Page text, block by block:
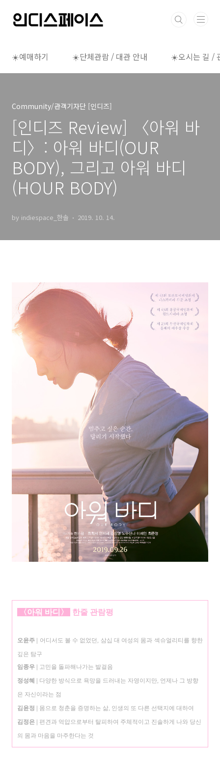
☀️예매하기 ☀️단체관람 / 대관 안내 ☀️오시는 길 /
Community/관객기자단 [인디즈]
[인디즈 Review] 〈아워 바
디〉: 아워 바디(OUR
BODY), 그리고 아워 바디
(HOUR BODY)
by indiespace_한솔 2019. 10. 14.
〈아워 바디 〉 한줄 관람평
오윤주
어디서도 볼 수 없었던, 삼십 대 여성의 몸과 섹슈얼리티를 향한
깊은 탐구
임종우
고민을 돌파해나가는 발걸음
정성혜
다양한 방식으로 욕망을 드러내는 자영이지만, 언제나 그 방향
은 자신이라는 점
김윤정
몸으로 청춘을 증명하는 삶, 인생의 또 다른 선택지에 대하여
김정은
편견과 억압으로부터 탈피하여 주체적이고 진솔하게 나와 당신
의 몸과 마음을 마주한다는 것